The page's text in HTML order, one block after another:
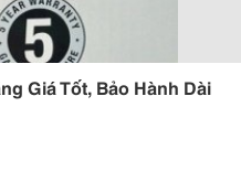
Giá Tốt, Bảo Hành Dài